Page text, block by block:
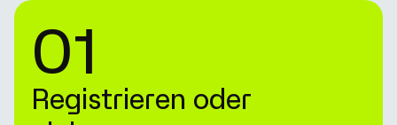
01
Registrieren oder